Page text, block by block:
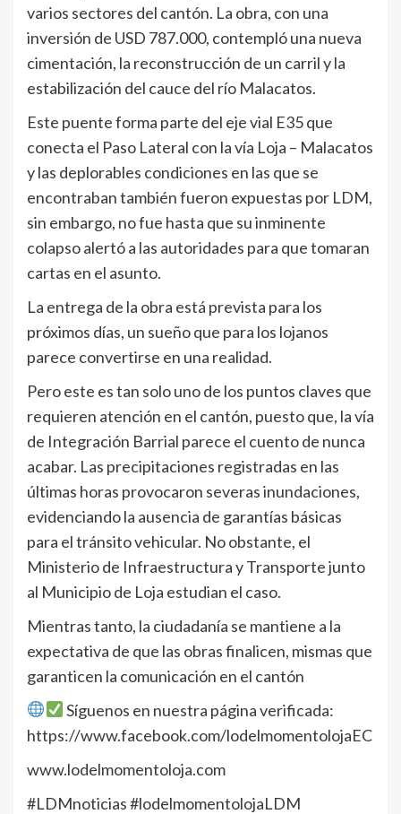
varios sectores del cantón. La obra, con una
inversión de USD 787.000, contempló una nueva
cimentación, la reconstrucción de un carril y la
estabilización del cauce del río Malacatos.
Este puente forma parte del eje vial E35 que
conecta el Paso Lateral con la vía Loja – Malacatos
y las deplorables condiciones en las que se
encontraban también fueron expuestas por LDM,
sin embargo, no fue hasta que su inminente
colapso alertó a las autoridades para que tomaran
cartas en el asunto.
La entrega de la obra está prevista para los
próximos días, un sueño que para los lojanos
parece convertirse en una realidad.
Pero este es tan solo uno de los puntos claves que
requieren atención en el cantón, puesto que, la vía
de Integración Barrial parece el cuento de nunca
acabar. Las precipitaciones registradas en las
últimas horas provocaron severas inundaciones,
evidenciando la ausencia de garantías básicas
para el tránsito vehicular. No obstante, el
Ministerio de Infraestructura y Transporte junto
al Municipio de Loja estudian el caso.
Mientras tanto, la ciudadanía se mantiene a la
expectativa de que las obras finalicen, mismas que
garanticen la comunicación en el cantón
Síguenos en nuestra página verificada:
https://www.facebook.com/lodelmomentolojaEC
www.lodelmomentoloja.com
#LDMnoticias #lodelmomentolojaLDM